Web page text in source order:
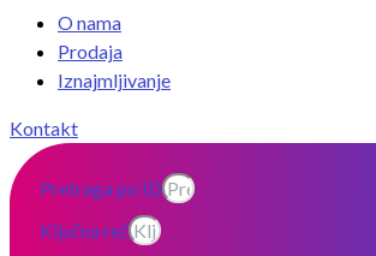
O nama
Prodaja
Iznajmljivanje
Kontakt
Pretraga po ID
Ključna reč